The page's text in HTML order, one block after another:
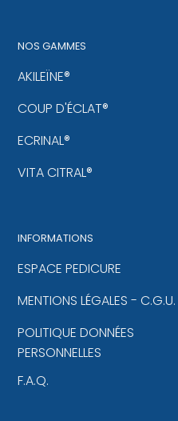
NOS GAMMES
AKILEÏNE®
COUP D'ÉCLAT®
ECRINAL®
VITA CITRAL®
INFORMATIONS
ESPACE PEDICURE
MENTIONS LÉGALES - C.G.U.
POLITIQUE DONNÉES
PERSONNELLES
F.A.Q.